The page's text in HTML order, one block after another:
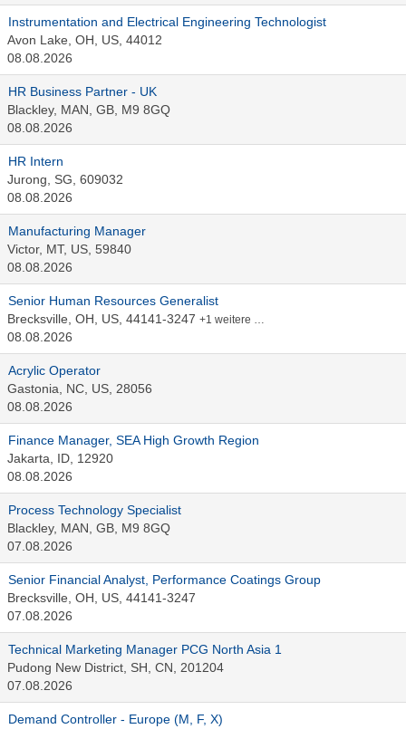
Instrumentation and Electrical Engineering Technologist
Avon Lake, OH, US, 44012
08.08.2026
HR Business Partner - UK
Blackley, MAN, GB, M9 8GQ
08.08.2026
HR Intern
Jurong, SG, 609032
08.08.2026
Manufacturing Manager
Victor, MT, US, 59840
08.08.2026
Senior Human Resources Generalist
Brecksville, OH, US, 44141-3247 +1 weitere …
08.08.2026
Acrylic Operator
Gastonia, NC, US, 28056
08.08.2026
Finance Manager, SEA High Growth Region
Jakarta, ID, 12920
08.08.2026
Process Technology Specialist
Blackley, MAN, GB, M9 8GQ
07.08.2026
Senior Financial Analyst, Performance Coatings Group
Brecksville, OH, US, 44141-3247
07.08.2026
Technical Marketing Manager PCG North Asia 1
Pudong New District, SH, CN, 201204
07.08.2026
Demand Controller - Europe (M, F, X)